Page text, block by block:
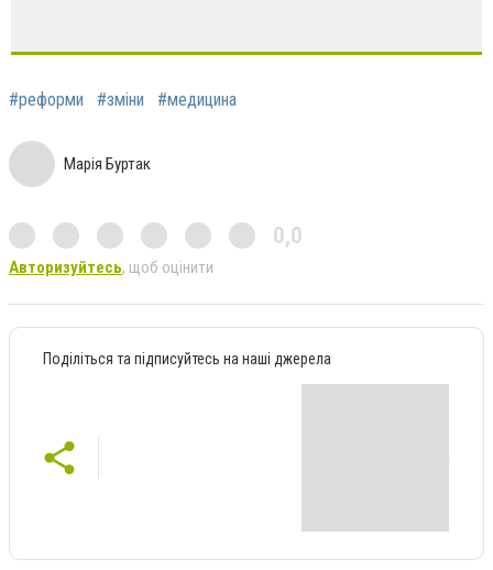
#реформи #зміни #медицина
Марія Буртак
0,0
Авторизуйтесь, щоб оцінити
Поділіться та підписуйтесь на наші джерела